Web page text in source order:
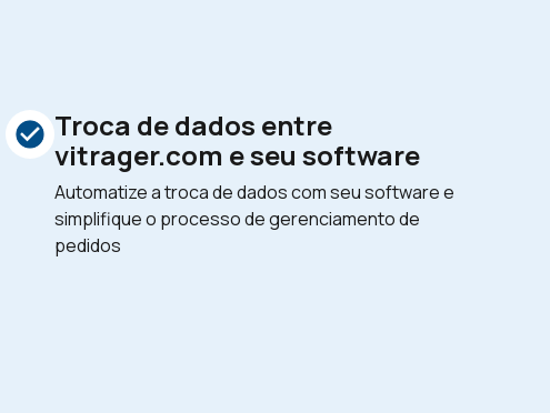
Troca de dados entre
vitrager.com e seu software
Automatize a troca de dados com seu software e
simplifique o processo de gerenciamento de
pedidos